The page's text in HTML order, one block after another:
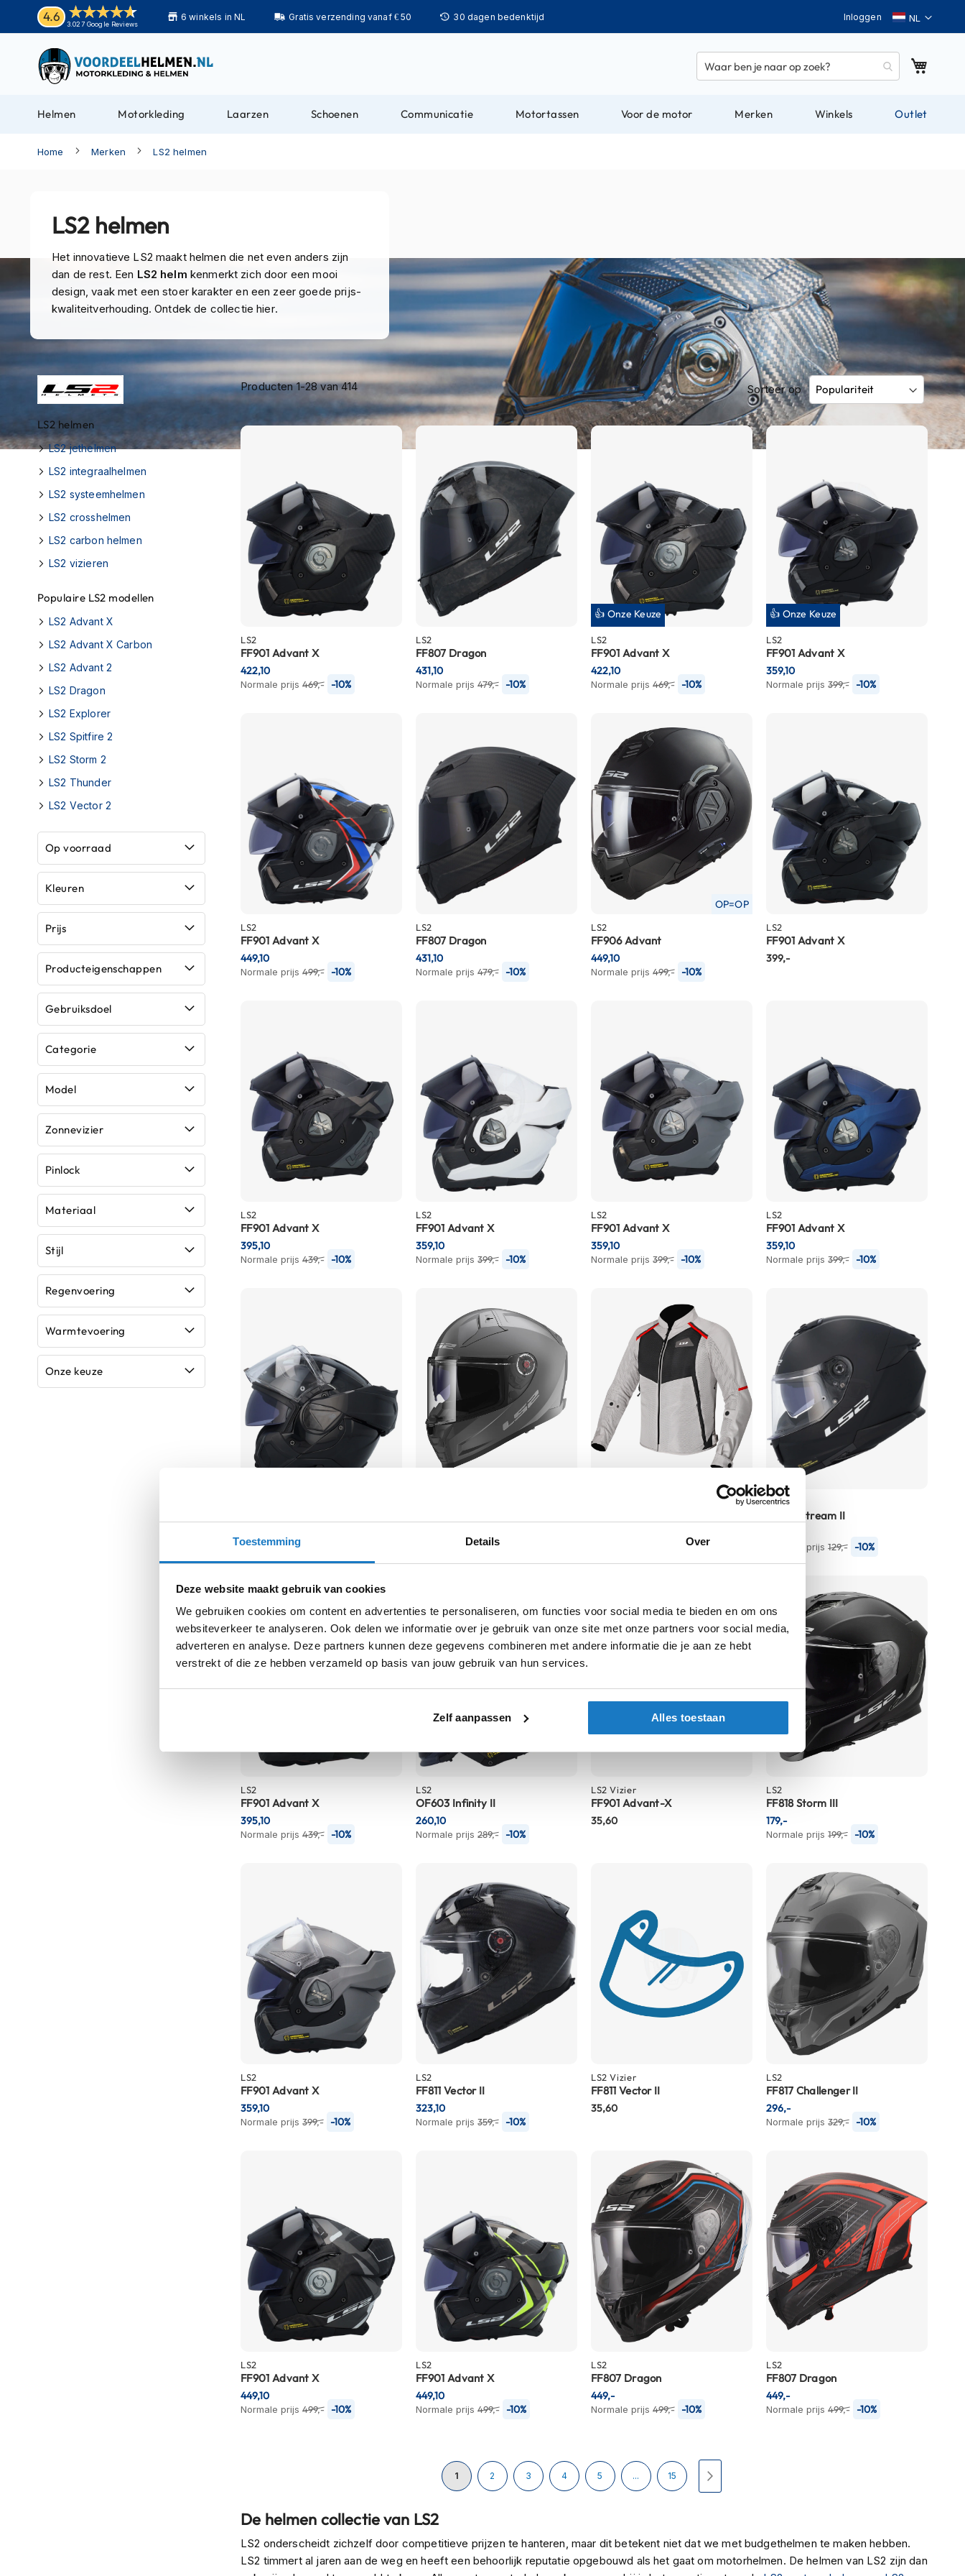
Toestemming Details Over
Deze website maakt gebruik van cookies
We gebruiken cookies om content en advertenties te personaliseren, om functies voor social media te bieden en om ons
websiteverkeer te analyseren. Ook delen we informatie over je gebruik van onze site met onze partners voor social media,
adverteren en analyse. Deze partners kunnen deze gegevens combineren met andere informatie die je aan ze hebt
verstrekt of die ze hebben verzameld op basis van jouw gebruik van hun services.
Zelf aanpassen Alles toestaan
4.6
3.027 Google Reviews
6 winkels in NL Gratis verzending vanaf € 50 30 dagen bedenktijd Taal
Inloggen
Helmen
Motorhelmen
helmen
Bluetooth
Pilotenhelmen
Pinlock
helmen
Race
helmen
Retro
helmen
Stille
motorhelmen
back
helmen
Heren
motorhelmen
Dames
Kinder
motorhelmen
Scooterhelmen
Boxer
helmen
Vespa
helmen
Heren
scooterhelmen
scooterhelmen
Kinder
scooterhelmen
Systeemhelmen
Jethelmen
Integraalhelmen
Crosshelmen
Fietshelmen
Helm
accessoires
Vizieren
Pinlocks
Tear-
Crossbrillen
Oordoppen
Onderhoud
helm
houder
kapstok
Motorkleding
Heren
motorjassen
Helmen Motorkleding Laarzen Schoenen Communicatie Motortassen Voor de motor Merken Winkels Outlet
Home Merken LS2 helmen
LS2 helmen
Het innovatieve LS2 maakt helmen die net even anders zijn
dan de rest. Een LS2 helm kenmerkt zich door een mooi
design, vaak met een stoer karakter en een zeer goede prijs-
kwaliteitverhouding. Ontdek de collectie hier.
Producten1-28van414 Sorteer op
LS2
FF901 Advant X
Normale prijs 469,- -10%
422,10
LS2
FF807 Dragon
Normale prijs 479,- -10%
431,10
👍 Onze Keuze
LS2
FF901 Advant X
Normale prijs 469,- -10%
422,10
👍 Onze Keuze
LS2
FF901 Advant X
Normale prijs 399,- -10%
359,10
LS2
FF901 Advant X
Normale prijs 499,- -10%
449,10
LS2
FF807 Dragon
Normale prijs 479,- -10%
431,10
OP=OP
LS2
FF906 Advant
Normale prijs 499,- -10%
449,10
LS2
FF901 Advant X
399,-
LS2
FF901 Advant X
Normale prijs 439,- -10%
395,10
LS2
FF901 Advant X
Normale prijs 399,- -10%
359,10
LS2
FF901 Advant X
Normale prijs 399,- -10%
359,10
LS2
FF901 Advant X
Normale prijs 399,- -10%
359,10
Normale prijs Normale prijs 259,-
LS2
FF808 Stream II
Normale prijs 129,- -10%
LS2
FF901 Advant X
Normale prijs 439,- -10%
395,10
LS2
OF603 Infinity II
Normale prijs 289,- -10%
260,10
LS2 Vizier
FF901 Advant-X
35,60
LS2
FF818 Storm III
Normale prijs 199,- -10%
179,-
LS2
FF901 Advant X
Normale prijs 399,- -10%
359,10
LS2
FF811 Vector II
Normale prijs 359,- -10%
323,10
LS2 Vizier
FF811 Vector II
35,60
LS2
FF817 Challenger II
Normale prijs 329,- -10%
296,-
LS2
FF901 Advant X
Normale prijs 499,- -10%
449,10
LS2
FF901 Advant X
Normale prijs 499,- -10%
449,10
LS2
FF807 Dragon
Normale prijs 499,- -10%
449,-
LS2
FF807 Dragon
Normale prijs 499,- -10%
449,-
Pagina
U lees momenteel pagina
1 Pagina
2 Pagina
3 Pagina
4 Pagina
5 ... Pagina
15
De helmen collectie van LS2
LS2 onderscheidt zichzelf door competitieve prijzen te hanteren, maar dit betekent niet dat we met budgethelmen te maken hebben.
LS2 timmert al jaren aan de weg en heeft een behoorlijk reputatie opgebouwd als het gaat om motorhelmen. De helmen van LS2 zijn dan
LS2 helmen
LS2 jethelmen
LS2 integraalhelmen
LS2 systeemhelmen
LS2 crosshelmen
LS2 carbon helmen
LS2 vizieren
Populaire LS2 modellen
LS2 Advant X
LS2 Advant X Carbon
LS2 Advant 2
LS2 Dragon
LS2 Explorer
LS2 Spitfire 2
LS2 Storm 2
LS2 Thunder
LS2 Vector 2
Op voorraad
Kleuren
Prijs
Producteigenschappen
Gebruiksdoel
Categorie
Model
Zonnevizier
Pinlock
Materiaal
Stijl
Regenvoering
Warmtevoering
Onze keuze